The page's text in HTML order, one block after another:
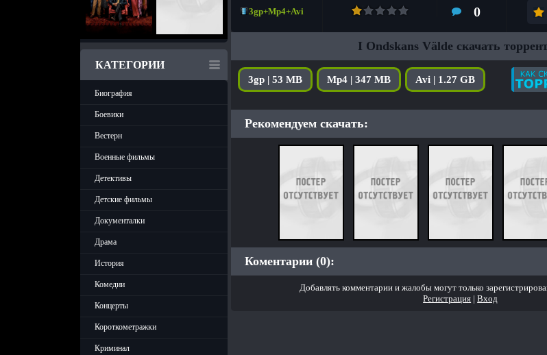
КАТЕГОРИИ
Биография
Боевики
Вестерн
Военные фильмы
Детективы
Детские фильмы
Документалки
Драма
История
Комедии
Концерты
Короткометражки
Криминал
3gp+Mp4+Avi 0
I Ondskans Välde скачать
3gp | 53 MB Mp4 | 347 MB Avi | 1.27 GB
Рекомендуем скачать:
Коментарии (0):
Добавлять комментарии и жалобы могут только
Регистрация |Вход